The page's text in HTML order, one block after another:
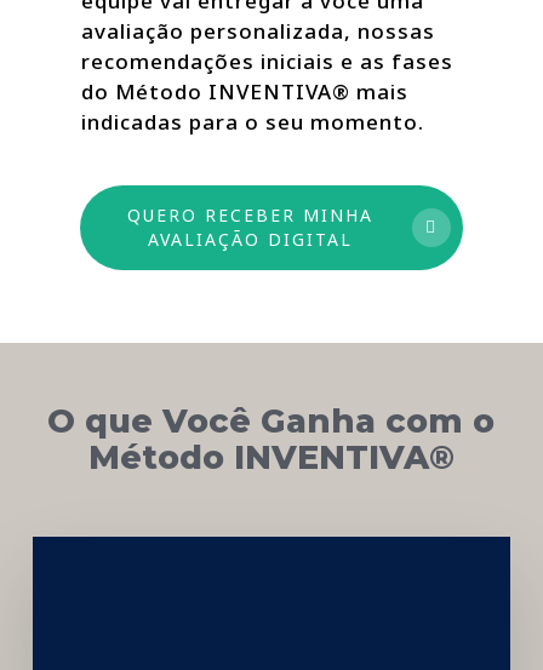
avaliação personalizada, nossas
recomendações iniciais e as fases
do Método INVENTIVA® mais
indicadas para o seu momento.
QUERO RECEBER MINHA
AVALIAÇÃO DIGITAL
O que Você Ganha com o
Método INVENTIVA®